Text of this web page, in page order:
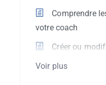
Comprendre
votre coach
Créer ou
Voir plus